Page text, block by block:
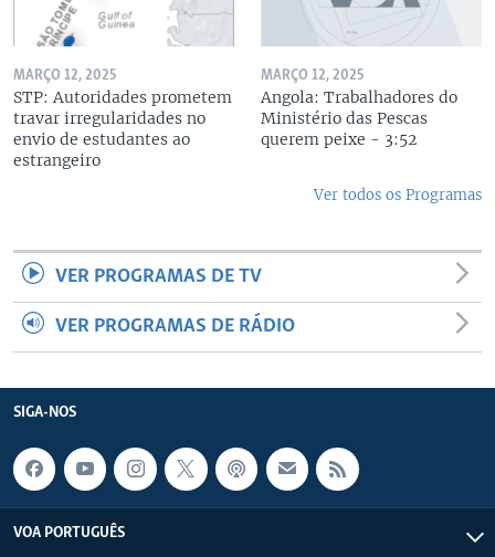
MARÇO 12, 2025
STP: Autoridades prometem
travar irregularidades no
envio de estudantes ao
estrangeiro
MARÇO 12, 2025
Angola: Trabalhadores do
Ministério das Pescas
querem peixe - 3:52
Ver todos os Programas
VER PROGRAMAS DE TV
VER PROGRAMAS DE RÁDIO
SIGA-NOS
VOA PORTUGUÊS